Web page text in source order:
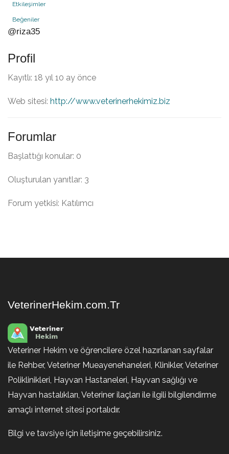
Etkileşimler
Beğeniler
@riza35
Profil
Kayıtlı: 18 yıl 10 ay önce
Web sitesi: http://www.veterinerhekimiz.biz
Forumlar
Başlattığı konular: 0
Oluşturulan yanıtlar: 3
Forum yetkisi: Katılımcı
VeterinerHekim.com.Tr
Veteriner Hekim ve öğrencilere özel hazırlanan sayfalar
ile Rehber, Veteriner Mueayenehaneleri, Klinikler, Veteriner
Poliklinikleri, Hayvan Hastaneleri, Hayvan sağlığı ve
Hayvan hastalıkları, Veteriner ilaçları ile ilgili bilgilendirme
amaçlı internet sitesi portalıdır.
Bilgi ve tavsiye için iletişime geçebilirsiniz.